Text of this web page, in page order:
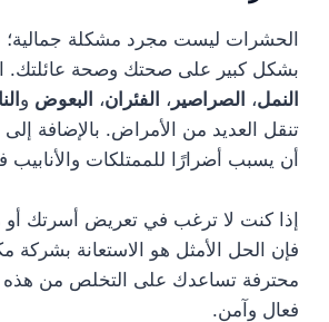
الحشرات ليست مجرد مشكلة جمالية؛
بشكل كبير على صحتك وصحة عائلتك.
النمل، الصراصير ، الفئران، البعوض و
تنقل العديد من الأمراض. بالإضافة
أن يسبب أضرارًا للممتلكات
إذا كنت لا ترغب في تعريض أسرتك أو
فإن الحل الأمثل هو الاستعانة
محترفة تساعدك على التخلص من هذه
فعال وآمن.